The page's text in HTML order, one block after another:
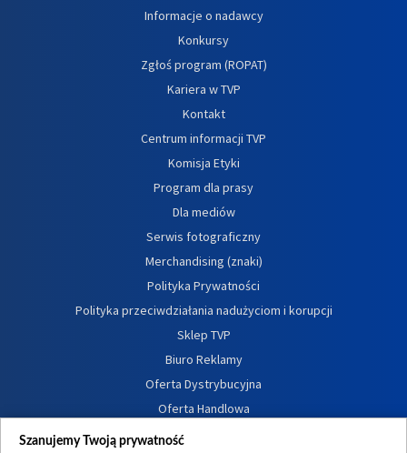
Informacje o nadawcy
Konkursy
Zgłoś program (ROPAT)
Kariera w TVP
Kontakt
Centrum informacji TVP
Komisja Etyki
Program dla prasy
Dla mediów
Serwis fotograficzny
Merchandising (znaki)
Polityka Prywatności
Polityka przeciwdziałania nadużyciom i korupcji
Sklep TVP
Biuro Reklamy
Oferta Dystrybucyjna
Oferta Handlowa
Dostępność
Szanujemy Twoją prywatność